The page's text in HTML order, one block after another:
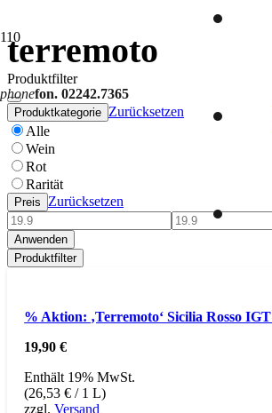
phonefon. 02242.7365
terremoto
Produktfilter
Produktkategorie Zurücksetzen
Alle
Wein
Rot
Rarität
Preis Zurücksetzen
Anwenden
Produktfilter
% Aktion: ‚Terremoto‘ Sicilia Rosso
19,90€
Enthält 19% MwSt.
(26,53€ / 1 L)
zzgl.Versand